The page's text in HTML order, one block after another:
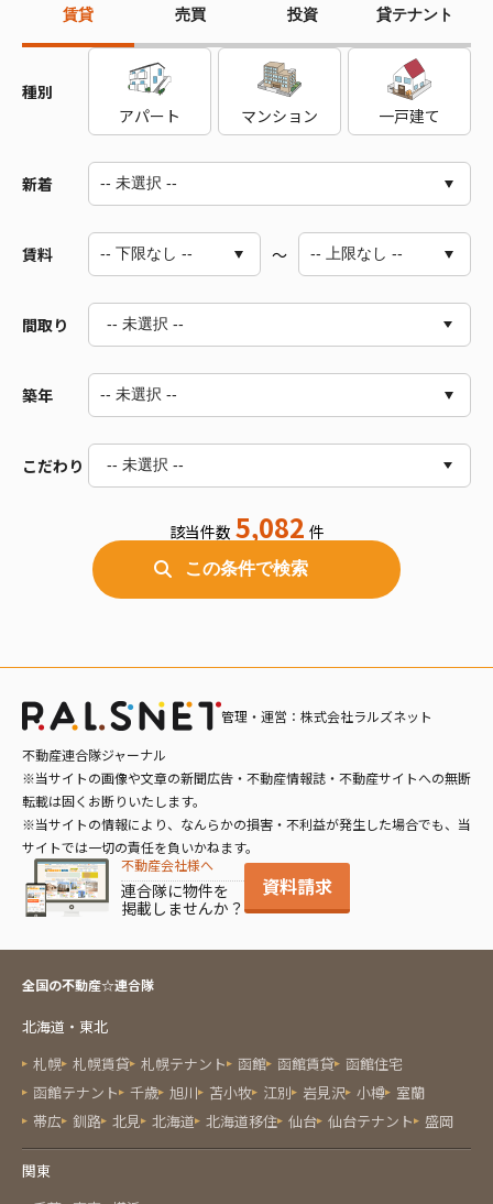
賃貸 売買 投資 貸テナント
種別
アパート
マンション 一戸建て
新着
賃料 ～
間取り -- 未選択 --
1R～1LDK
3R～3LDK
4R～4LDK
築年
こだわり -- 未選択 --
バス/トイレ別
室内洗濯機置場
独立洗面台
オートロック
デザイナーズ
該当件数 5,082 件
この条件で検索
管理・運営：株式会社ラルズネット
不動産連合隊ジャーナル
※当サイトの画像や文章の新聞広告・不動産情報誌・不動産サイトへの無断
転載は固くお断りいたします。
※当サイトの情報により、なんらかの損害・不利益が発生した場合でも、当
サイトでは一切の責任を負いかねます。
不動産会社様へ
連合隊に物件を
掲載しませんか？
資料請求
全国の不動産☆連合隊
北海道・東北
札幌 札幌賃貸 札幌テナント 函館 函館賃貸 函館住宅
函館テナント
千歳 旭川 苫小牧 江別 岩見沢 小樽 室蘭
帯広 釧路 北見 北海道 北海道移住 仙台 仙台テナント 盛岡
関東